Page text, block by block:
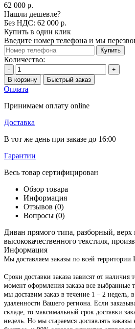
62 000 р.
Нашли дешевле?
Без НДС: 62 000 р.
Купить в один клик
Введите номер телефона и мы
Купить
Количество:
-
+
В корзину
Быстрый заказ
Оплата
Принимаем оплату online
Доставка
В тот же день при заказе до 16:00
Гарантии
Весь товар сертифицирован
Обзор товара
Информация
Отзывов (0)
Вопросы (0)
Диван прямого типа, разборный, верх
высококачественного текстиля,
Информация
Мы доставляем заказы по всей территории
Сроки доставки заказа зависят от наличия
момент оформления заказа все выбранные
мы доставим заказ в течение 1 – 2 недель,
удаленности Вашего региона. Если
складе, то максимальный срок доставки
недель. Но мы стараемся доставлять